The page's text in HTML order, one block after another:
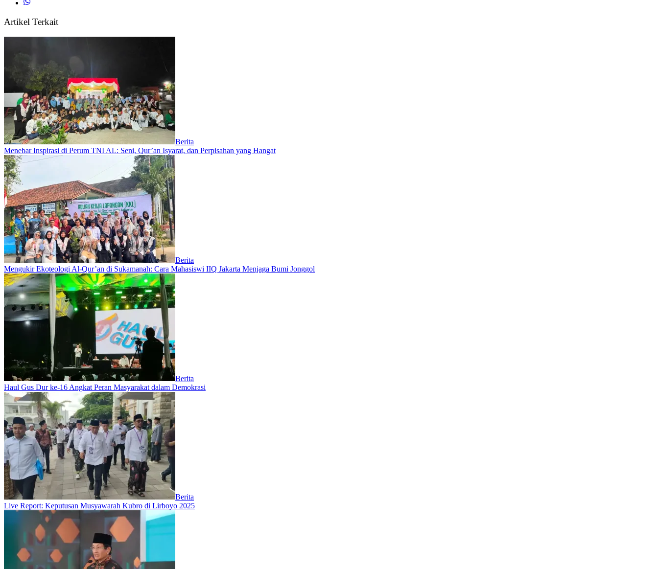
Artikel Terkait
Berita
Menebar Inspirasi di Perum TNI AL: Seni, Qur’an Isyarat, dan Perpisahan yang Hangat
Berita
Mengukir Ekoteologi Al-Qur’an di Sukamanah: Cara Mahasiswi IIQ Jakarta Menjaga Bumi Jonggol
Berita
Haul Gus Dur ke-16 Angkat Peran Masyarakat dalam Demokrasi
Berita
Live Report: Keputusan Musyawarah Kubro di Lirboyo 2025